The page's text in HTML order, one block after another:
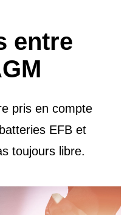
entre
pris en compte
EFB et
toujours libre.